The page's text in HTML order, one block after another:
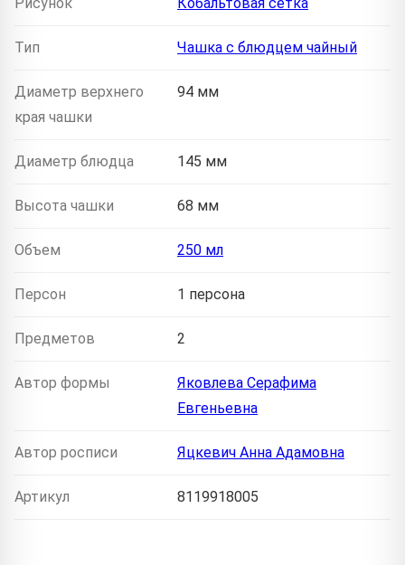
Тип Чашка с блюдцем чайный
Диаметр верхнего
края чашки
94 мм
Диаметр блюдца 145 мм
Высота чашки 68 мм
Объем 250 мл
Персон 1 персона
Предметов 2
Автор формы
Яковлева Серафима
Евгеньевна
Автор росписи Яцкевич Анна Адамовна
Артикул 8119918005